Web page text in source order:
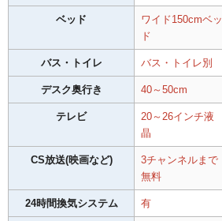
ベッド
ワイド150cmベッ
ド
バス・トイレ バス・トイレ別
デスク奥行き 40～50cm
テレビ
20～26インチ液
晶
CS放送(映画など)
3チャンネルまで
無料
24時間換気システム 有